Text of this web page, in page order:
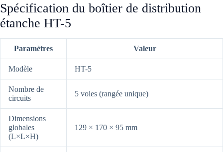
Spécification du boîtier de distribution
étanche HT-5
Paramètres Valeur
Modèle HT-5
Nombre de
circuits
5 voies (rangée unique)
Dimensions
globales
(L×L×H)
129 × 170 × 95 mm